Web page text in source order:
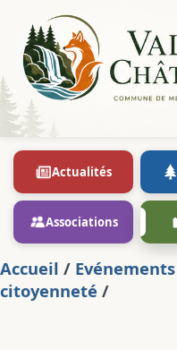
Actualités
Associations
Accueil / Evénements
citoyenneté /